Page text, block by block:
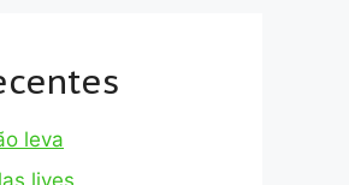
leva
lives